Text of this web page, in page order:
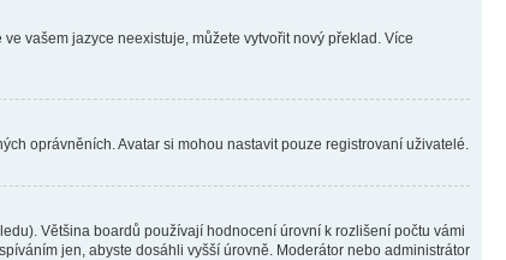
vašem jazyce neexistuje, můžete vytvořit nový překlad. Více
oprávněních. Avatar si mohou nastavit pouze registrovaní uživatelé.
Většina boardů používají hodnocení úrovní k rozlišení počtu vámi
jen, abyste dosáhli vyšší úrovně. Moderátor nebo administrátor